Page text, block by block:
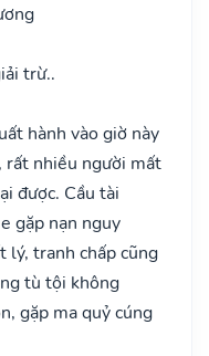
trừ..
hành vào giờ này
rất nhiều người mất
được. Cầu tài
gặp nạn nguy
lý, tranh chấp cũng
tù tội không
gặp ma quỷ cúng